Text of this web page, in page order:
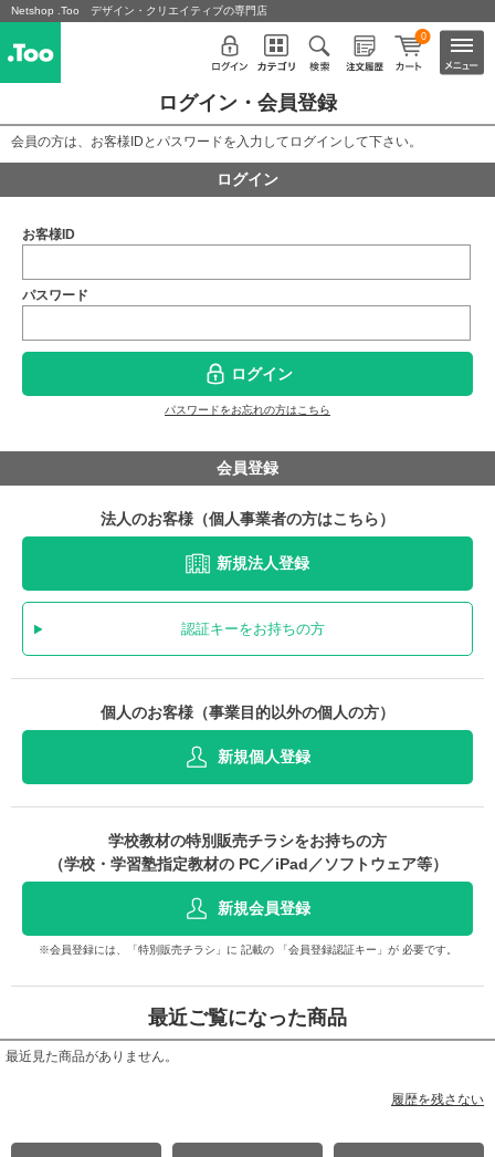
Netshop .Too デザイン・クリエイティブの専門店
0
ログイン・会員登録
会員の方は、お客様IDとパスワードを入力してログインして下さい。
ログイン
お客様ID
パスワード
ログイン
パスワードをお忘れの方はこちら
会員登録
法人のお客様（個人事業者の方はこちら）
新規法人登録
認証キーをお持ちの方
個人のお客様（事業目的以外の個人の方）
新規個人登録
学校教材の特別販売チラシをお持ちの方
（学校・学習塾指定教材の PC／iPad／ソフトウェア等）
新規会員登録
※会員登録には、「特別販売チラシ」に 記載の 「会員登録認証キー」が 必要です。
最近ご覧になった商品
最近見た商品がありません。
履歴を残さない